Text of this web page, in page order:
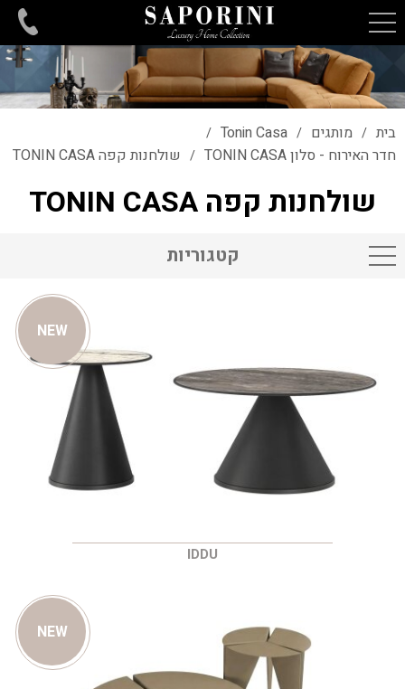
בית / מותגים /
Tonin Casa
/
חדר האירוח - סלון TONIN CASA / שולחנות קפה TONIN CASA
שולחנות קפה TONIN CASA
קטגוריות
NEW
IDDU
NEW